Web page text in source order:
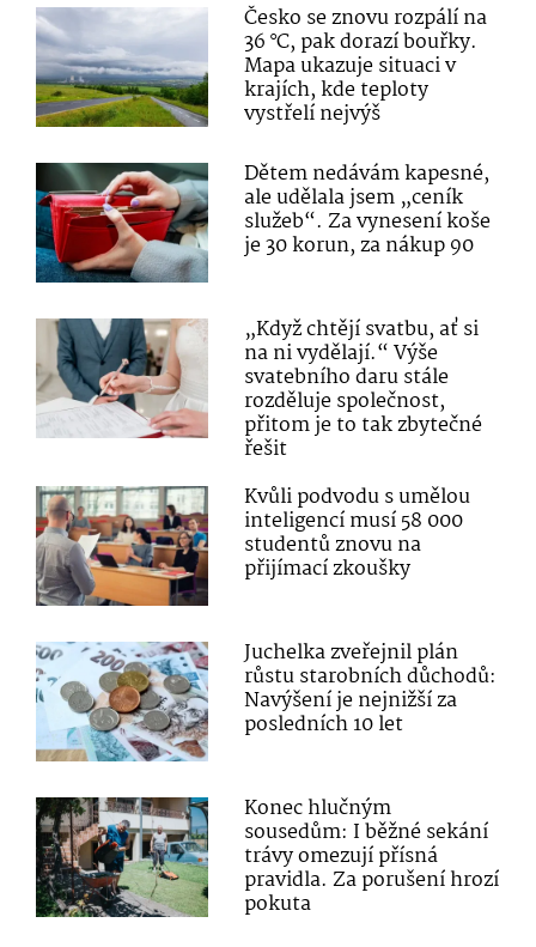
Česko se znovu rozpálí na
36 °C, pak dorazí bouřky.
Mapa ukazuje situaci v
krajích, kde teploty
vystřelí nejvýš
Dětem nedávám kapesné,
ale udělala jsem „ceník
služeb“. Za vynesení koše
je 30 korun, za nákup 90
„Když chtějí svatbu, ať si
na ni vydělají.“ Výše
svatebního daru stále
rozděluje společnost,
přitom je to tak zbytečné
řešit
Kvůli podvodu s umělou
inteligencí musí 58 000
studentů znovu na
přijímací zkoušky
Juchelka zveřejnil plán
růstu starobních důchodů:
Navýšení je nejnižší za
posledních 10 let
Konec hlučným
sousedům: I běžné sekání
trávy omezují přísná
pravidla. Za porušení hrozí
pokuta